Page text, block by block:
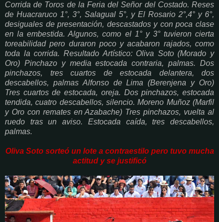
Corrida de Toros de la Feria del Señor del Costado. Reses
de Huacraruco 1°, 3°, Salagual 5°, y El Rosario 2°,4° y 6°,
desiguales de presentación, descastados y con poca clase
en la embestida. Algunos, como el 1° y 3° tuvieron cierta
toreabilidad pero duraron poco y acabaron rajados, como
toda la corrida. Resultado Artístico: Oliva Soto (Morado y
Oro) Pinchazo y media estocada contraria, palmas. Dos
pinchazos, tres cuartos de estocada delantera, dos
descabellos, palmas Alfonso de Lima (Berenjena y Oro)
Tres cuartos de estocada, oreja. Dos pinchazos, estocada
tendida, cuatro descabellos, silencio. Moreno Muñoz (Marfil
y Oro con remates en Azabache) Tres pinchazos, vuelta al
ruedo tras un aviso. Estocada caída, tres descabellos,
palmas.
Oliva Soto sorteó un lote a contraestilo pero tuvo mucha
actitud y se justificó